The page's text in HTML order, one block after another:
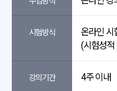
시험방식
온라인 시
(시험성적
강의기간 4주 이내